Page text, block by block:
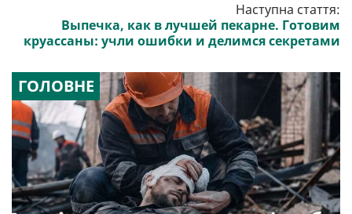
Наступна стаття:
Выпечка, как в лучшей пекарне. Готовим
круассаны: учли ошибки и делимся секретами
ГОЛОВНЕ